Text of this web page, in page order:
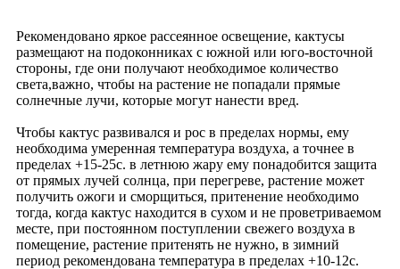
Рекомендовано яркое рассеянное освещение, кактусы
размещают на подоконниках с южной или юго-восточной
стороны, где они получают необходимое количество
света,важно, чтобы на растение не попадали прямые
солнечные лучи, которые могут нанести вред.
Чтобы кактус развивался и рос в пределах нормы, ему
необходима умеренная температура воздуха, а точнее в
пределах +15-25с. в летнюю жару ему понадобится защита
от прямых лучей солнца, при перегреве, растение может
получить ожоги и сморщиться, притенение необходимо
тогда, когда кактус находится в сухом и не проветриваемом
месте, при постоянном поступлении свежего воздуха в
помещение, растение притенять не нужно, в зимний
период рекомендована температура в пределах +10-12с.